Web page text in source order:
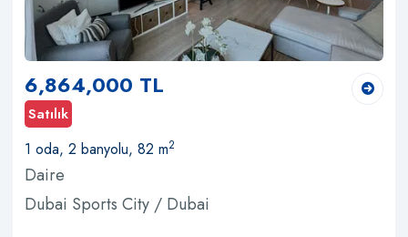
6,864,000 TL
Satılık
1 oda, 2 banyolu, 82 m2
Daire
Dubai Sports City / Dubai